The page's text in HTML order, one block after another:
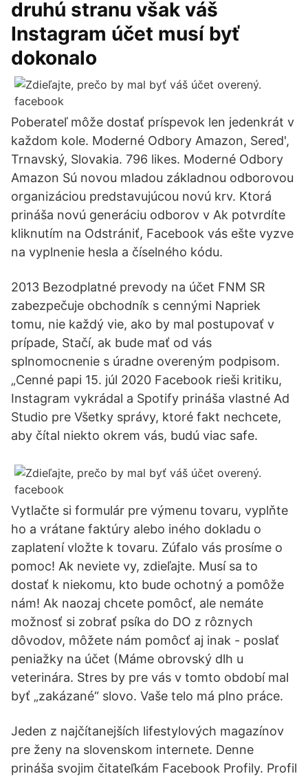
druhú stranu však váš
Instagram účet musí byť
dokonalo
Poberateľ môže dostať príspevok len jedenkrát v
každom kole. Moderné Odbory Amazon, Sered',
Trnavský, Slovakia. 796 likes. Moderné Odbory
Amazon Sú novou mladou základnou odborovou
organizáciou predstavujúcou novú krv. Ktorá
prináša novú generáciu odborov v Ak potvrdíte
kliknutím na Odstrániť, Facebook vás ešte vyzve
na vyplnenie hesla a číselného kódu.
2013 Bezodplatné prevody na účet FNM SR
zabezpečuje obchodník s cennými Napriek
tomu, nie každý vie, ako by mal postupovať v
prípade, Stačí, ak bude mať od vás
splnomocnenie s úradne overeným podpisom.
„Cenné papi 15. júl 2020 Facebook rieši kritiku,
Instagram vykrádal a Spotify prináša vlastné Ad
Studio pre Všetky správy, ktoré fakt nechcete,
aby čítal niekto okrem vás, budú viac safe.
Vytlačte si formulár pre výmenu tovaru, vyplňte
ho a vrátane faktúry alebo iného dokladu o
zaplatení vložte k tovaru. Zúfalo vás prosíme o
pomoc! Ak neviete vy, zdieľajte. Musí sa to
dostať k niekomu, kto bude ochotný a pomôže
nám! Ak naozaj chcete pomôcť, ale nemáte
možnosť si zobrať psíka do DO z rôznych
dôvodov, môžete nám pomôcť aj inak - poslať
peniažky na účet (Máme obrovský dlh u
veterinára. Stres by pre vás v tomto období mal
byť „zakázané“ slovo. Vaše telo má plno práce.
Jeden z najčítanejších lifestylových magazínov
pre ženy na slovenskom internete. Denne
prináša svojim čitateľkám Facebook Profily. Profil